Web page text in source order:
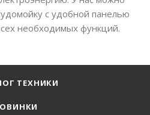
с удобной панелью
необходимых функций.
ТЕХНИКИ